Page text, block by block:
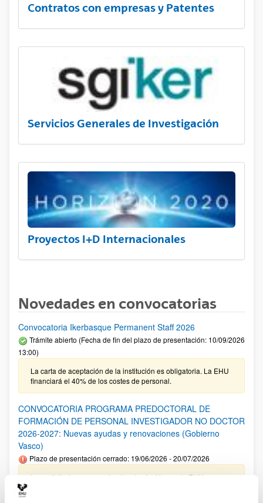
Contratos con empresas y Patentes
Servicios Generales de Investigación
Proyectos I+D Internacionales
Novedades en convocatorias
Convocatoria Ikerbasque Permanent Staff 2026
Trámite abierto (Fecha de fin del plazo de presentación: 10/09/2026
13:00)
La carta de aceptación de la institución es obligatoria. La EHU
financiará el 40% de los costes de personal.
CONVOCATORIA PROGRAMA PREDOCTORAL DE
FORMACIÓN DE PERSONAL INVESTIGADOR NO DOCTOR
2026-2027: Nuevas ayudas y renovaciones (Gobierno
Vasco)
Plazo de presentación cerrado: 19/06/2026 - 20/07/2026
Las solicitudes cuyo centro de adscripción sea la EHU no